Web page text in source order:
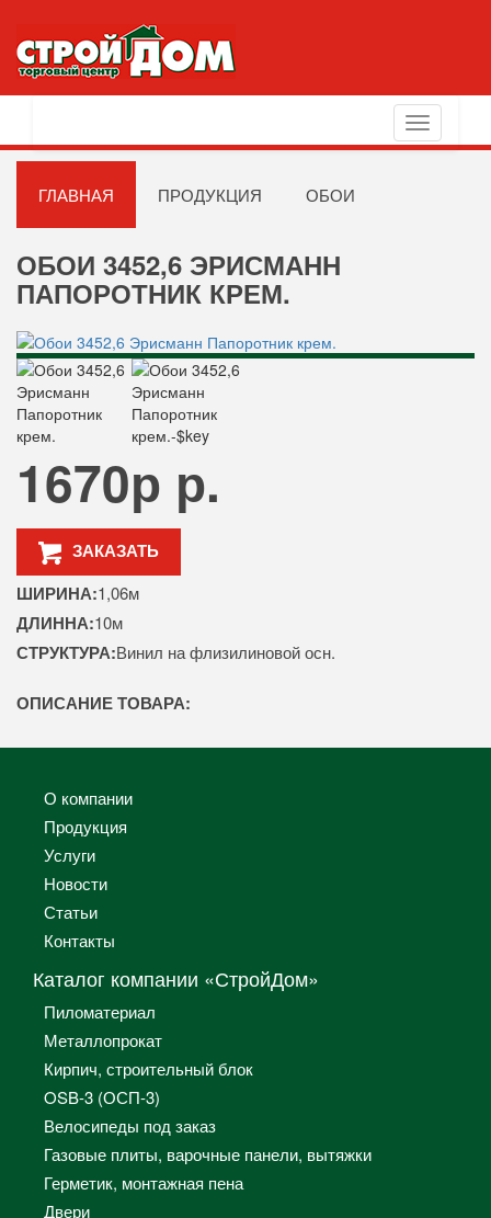
Toggle
navigation
ГЛАВНАЯ ПРОДУКЦИЯ ОБОИ
ОБОИ 3452,6 ЭРИСМАНН
ПАПОРОТНИК КРЕМ.
1670р р.
ЗАКАЗАТЬ
ШИРИНА:1,06м
ДЛИННА:10м
СТРУКТУРА:Винил на флизилиновой осн.
ОПИСАНИЕ ТОВАРА:
О компании
Продукция
Услуги
Новости
Статьи
Контакты
Каталог компании «СтройДом»
Пиломатериал
Металлопрокат
Кирпич, строительный блок
OSB-3 (ОСП-3)
Велосипеды под заказ
Газовые плиты, варочные панели, вытяжки
Герметик, монтажная пена
Двери